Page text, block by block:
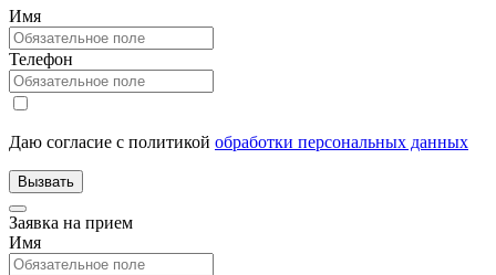
Имя
Телефон
Даю согласие с политикой обработки персональных данных
Заявка на прием
Имя